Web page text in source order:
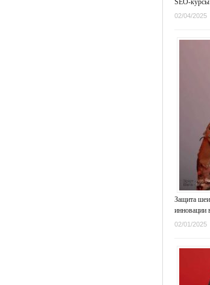
SEO-
02/04/2025
Защита
инновации
02/01/2025